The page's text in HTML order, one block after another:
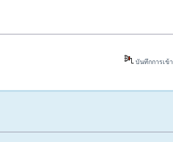
บันทึกการเข้า